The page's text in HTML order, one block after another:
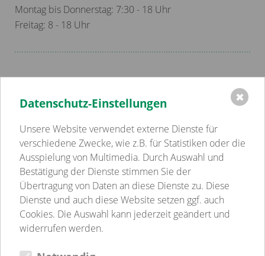
Montag bis Donnerstag: 7:30 - 18 Uhr
Freitag: 8 - 18 Uhr
Einrichtungen
Volkssolidarität Schwerin - Westmecklenburg e.V.
Kindertagesstätten
Pflege
Betreutes Wohnen
Sozialpsychiatrie
Jugend-, Familien- & Schulsozialarbeit
Begegnungsstätten
Gastronomie
Weitere Einrichtungen
Datenschutz-Einstellungen
Unsere Website verwendet externe Dienste für
verschiedene Zwecke, wie z.B. für Statistiken oder die
Ausspielung von Multimedia. Durch Auswahl und
Bestätigung der Dienste stimmen Sie der
Übertragung von Daten an diese Dienste zu. Diese
Dienste und auch diese Website setzen ggf. auch
Cookies. Die Auswahl kann jederzeit geändert und
widerrufen werden.
✖